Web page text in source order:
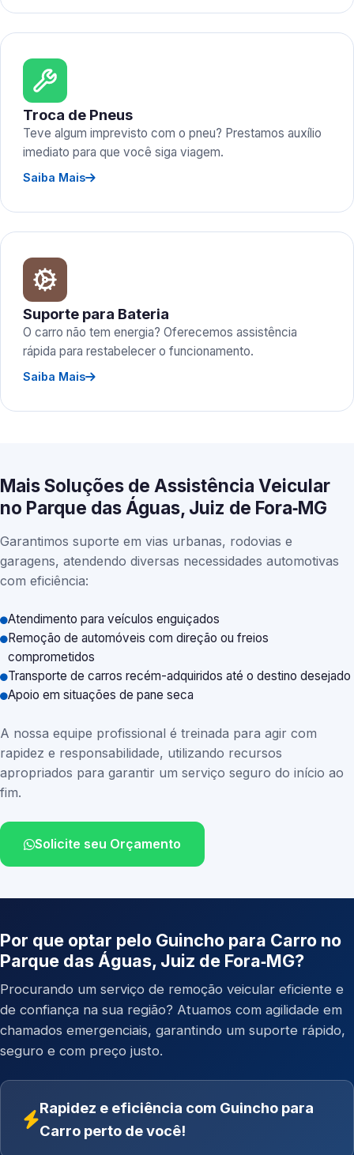
Troca de Pneus
Teve algum imprevisto com o pneu? Prestamos auxílio
imediato para que você siga viagem.
Saiba Mais
Suporte para Bateria
O carro não tem energia? Oferecemos assistência
rápida para restabelecer o funcionamento.
Saiba Mais
Mais Soluções de Assistência Veicular
no Parque das Águas, Juiz de Fora‑MG
Garantimos suporte em vias urbanas, rodovias e
garagens, atendendo diversas necessidades automotivas
com eficiência:
Atendimento para veículos enguiçados
Remoção de automóveis com direção ou freios
comprometidos
Transporte de carros recém-adquiridos até o destino desejado
Apoio em situações de pane seca
A nossa equipe profissional é treinada para agir com
rapidez e responsabilidade, utilizando recursos
apropriados para garantir um serviço seguro do início ao
fim.
Solicite seu Orçamento
Por que optar pelo Guincho para Carro no
Parque das Águas, Juiz de Fora‑MG?
Procurando um serviço de remoção veicular eficiente e
de confiança na sua região? Atuamos com agilidade em
chamados emergenciais, garantindo um suporte rápido,
seguro e com preço justo.
Rapidez e eficiência com Guincho para
Carro perto de você!